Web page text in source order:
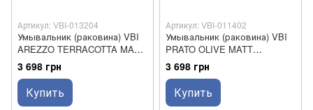
Артикул: VBI-013204
Умывальник (раковина) VBI
AREZZO TERRACOTTA MATT
накладной
3 698 грн
Купить
Артикул: VBI-011402
Умывальник (раковина) VBI
PRATO OLIVE MATT
накладной
3 698 грн
Купить